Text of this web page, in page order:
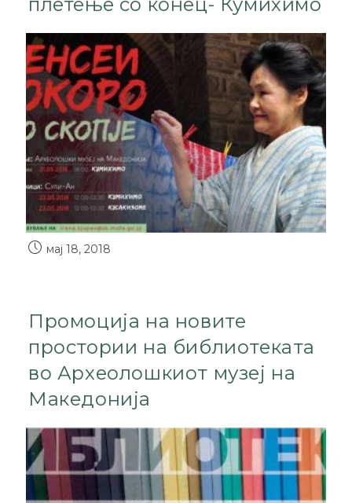
мај 18, 2018
Промоција на новите
простории на библиотеката
во Археолошкиот музеј на
Македонија